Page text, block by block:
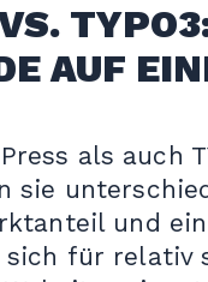
AUF
als auch
sie
und
sich für